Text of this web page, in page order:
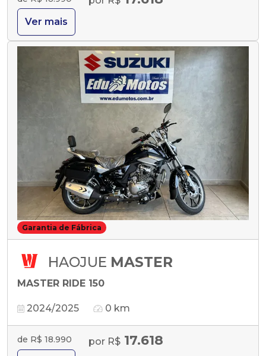
Ver mais
Garantia de Fábrica
HAOJUE MASTER
MASTER RIDE 150
2024/2025 0 km
de R$ 18.990 por R$ 17.618